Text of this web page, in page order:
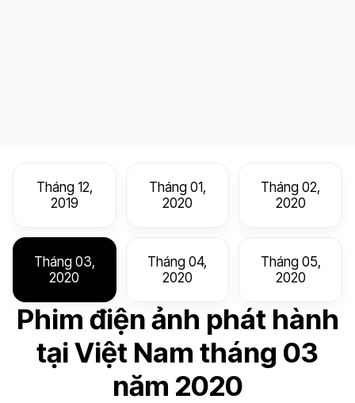
Tháng 12,
2019
Tháng 01,
2020
Tháng 02,
2020
Tháng 03,
2020
Tháng 04,
2020
Tháng 05,
2020
Phim điện ảnh phát hành
tại Việt Nam tháng 03
năm 2020